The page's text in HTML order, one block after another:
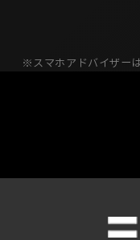
※スマホアドバイザー